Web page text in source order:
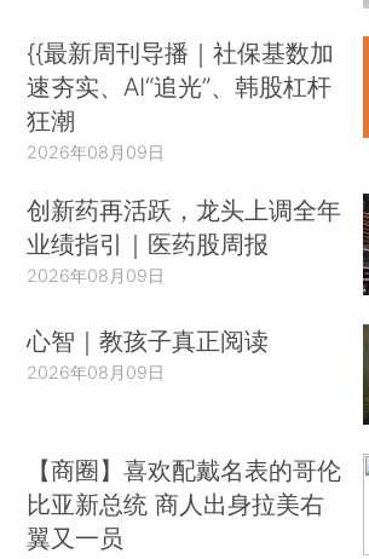
{{最新周刊导播｜社保基数加
速夯实、AI“追光”、韩股杠杆
狂潮
2026年08月09日
创新药再活跃，龙头上调全年
业绩指引｜医药股周报
2026年08月09日
心智｜教孩子真正阅读
2026年08月09日
【商圈】喜欢配戴名表的哥伦
比亚新总统 商人出身拉美右
翼又一员